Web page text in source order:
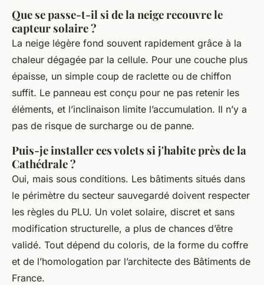
Que se passe-t-il si de la neige recouvre le
capteur solaire ?
La neige légère fond souvent rapidement grâce à la
chaleur dégagée par la cellule. Pour une couche plus
épaisse, un simple coup de raclette ou de chiffon
suffit. Le panneau est conçu pour ne pas retenir les
éléments, et l’inclinaison limite l’accumulation. Il n’y a
pas de risque de surcharge ou de panne.
Puis-je installer ces volets si j'habite près de la
Cathédrale ?
Oui, mais sous conditions. Les bâtiments situés dans
le périmètre du secteur sauvegardé doivent respecter
les règles du PLU. Un volet solaire, discret et sans
modification structurelle, a plus de chances d’être
validé. Tout dépend du coloris, de la forme du coffre
et de l’homologation par l’architecte des Bâtiments de
France.